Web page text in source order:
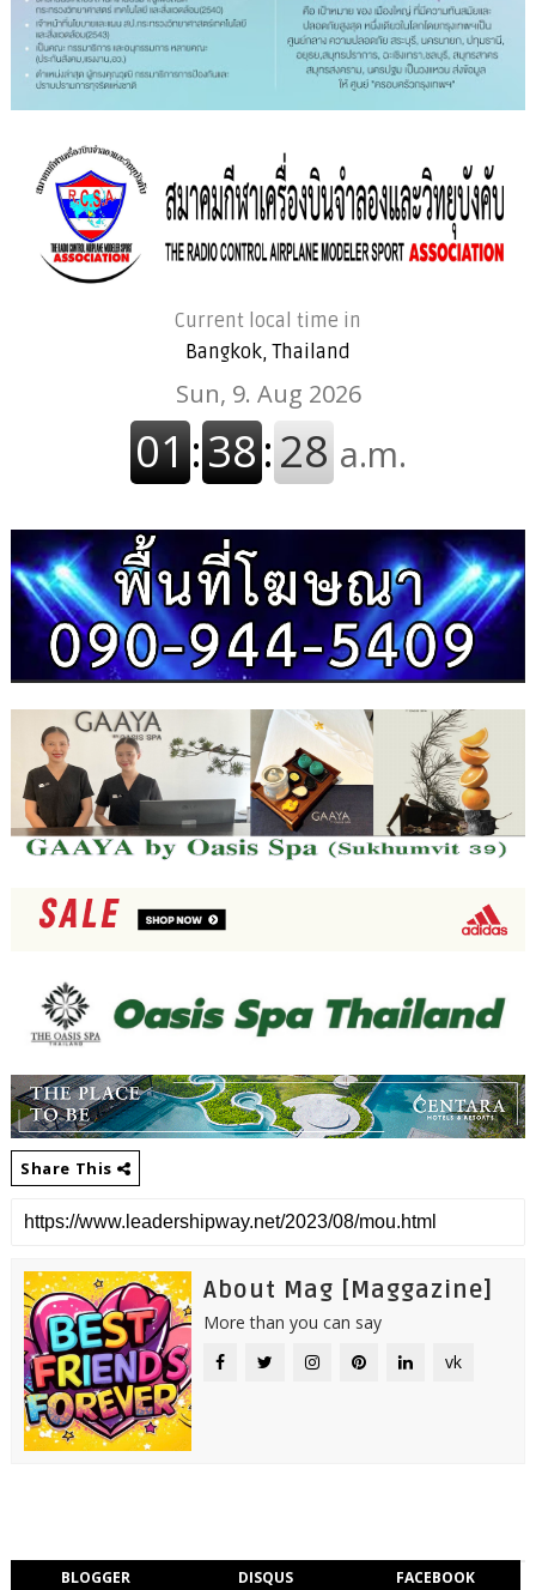
Current local time in
Bangkok, Thailand
Share This
About Mag [Maggazine]
More than you can say
vk
BLOGGER DISQUS FACEBOOK